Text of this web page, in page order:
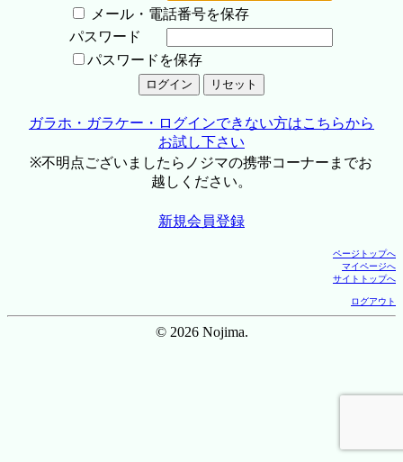
メール・電話番号を保存
パスワード
パスワードを保存
ガラホ・ガラケー・ログインできない方はこちらから
お試し下さい
※不明点ございましたらノジマの携帯コーナーまでお
越しください。
新規会員登録
ページトップへ
マイページへ
サイトトップへ
ログアウト
© 2026 Nojima.